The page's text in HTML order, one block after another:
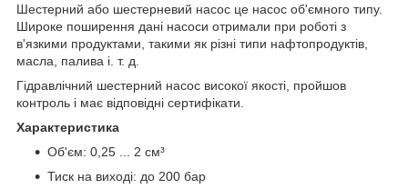
Шестерний або шестерневий насос це насос об'ємного типу.
Широке поширення дані насоси отримали при роботі з
в'язкими продуктами, такими як різні типи нафтопродуктів,
масла, палива і. т. д.
Гідравлічний шестерний насос високої якості, пройшов
контроль і має відповідні сертифікати.
Характеристика
Об'єм: 0,25 ... 2 см³
Тиск на виході: до 200 бар